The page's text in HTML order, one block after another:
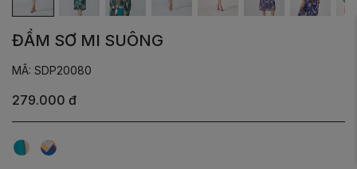
ĐẦM SƠ MI SUÔNG
MÃ: SDP20080
279.000 đ
Họa Họa